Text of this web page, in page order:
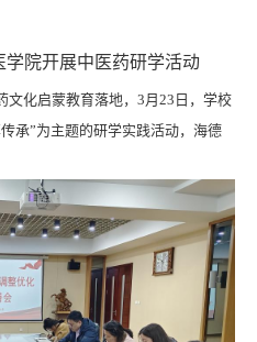
院开展中医药研学活动
文化启蒙教育落地，3月23日，学校
承”为主题的研学实践活动，海德
文化启蒙需求，量身打造三大趣味
摸、做、学的多元互动中认识中医
资与中医药教学资源，以分组同步
中药”环节，中药...